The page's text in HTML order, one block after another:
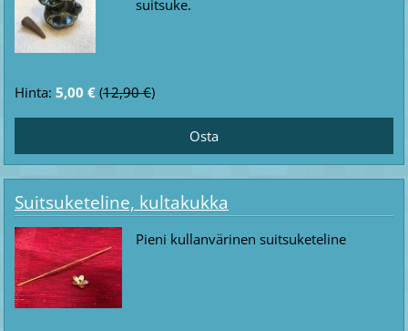
suitsuke.
Hinta: 5,00 €(12,90 €)
Suitsuketeline, kultakukka
Pieni kullanvärinen suitsuketeline